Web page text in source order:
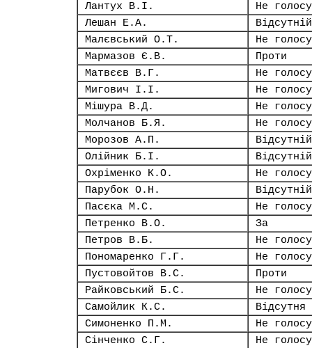
Лантух В.І.
Не
Лешан Е.А.
Відсутній
Малєвський О.Т.
Не
Мармазов Є.В.
Проти
Матвєєв В.Г.
Не
Мигович І.І.
Не
Мішура В.Д.
Не
Молчанов Б.Я.
Не
Морозов А.П.
Відсутній
Олійник Б.І.
Відсутній
Охріменко К.О.
Не
Парубок О.Н.
Відсутній
Пасєка М.С.
Не
Петренко В.О.
За
Петров В.Б.
Не
Пономаренко Г.Г.
Не
Пустовойтов В.С.
Проти
Райковський Б.С.
Не
Самойлик К.С.
Відсутня
Симоненко П.М.
Не
Сінченко С.Г.
Не